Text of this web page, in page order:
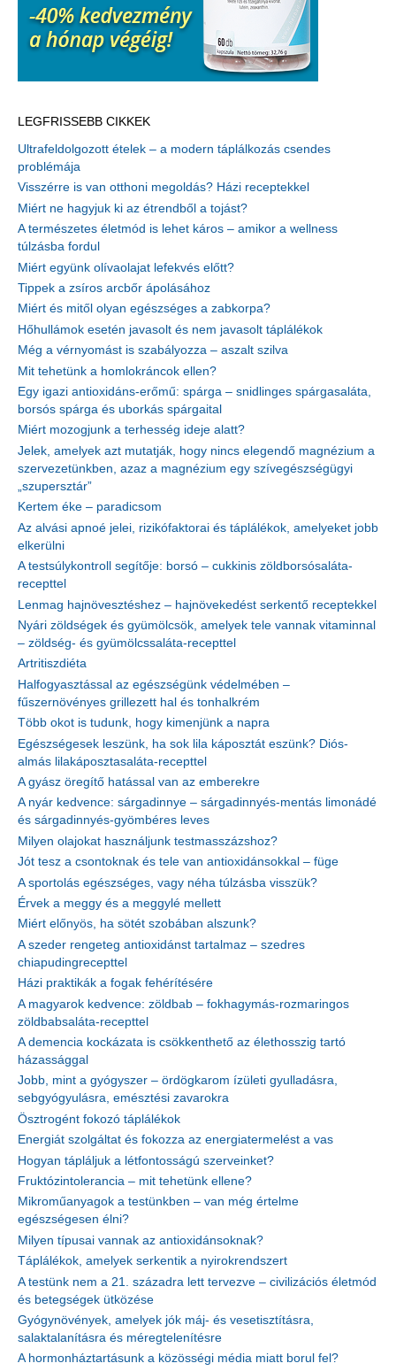
LEGFRISSEBB CIKKEK
Ultrafeldolgozott ételek – a modern táplálkozás csendes
problémája
Visszérre is van otthoni megoldás? Házi receptekkel
Miért ne hagyjuk ki az étrendből a tojást?
A természetes életmód is lehet káros – amikor a wellness
túlzásba fordul
Miért együnk olívaolajat lefekvés előtt?
Tippek a zsíros arcbőr ápolásához
Miért és mitől olyan egészséges a zabkorpa?
Hőhullámok esetén javasolt és nem javasolt táplálékok
Még a vérnyomást is szabályozza – aszalt szilva
Mit tehetünk a homlokráncok ellen?
Egy igazi antioxidáns-erőmű: spárga – snidlinges spárgasaláta,
borsós spárga és uborkás spárgaital
Miért mozogjunk a terhesség ideje alatt?
Jelek, amelyek azt mutatják, hogy nincs elegendő magnézium a
szervezetünkben, azaz a magnézium egy szívegészségügyi
„szupersztár”
Kertem éke – paradicsom
Az alvási apnoé jelei, rizikófaktorai és táplálékok, amelyeket jobb
elkerülni
A testsúlykontroll segítője: borsó – cukkinis zöldborsósaláta-
recepttel
Lenmag hajnövesztéshez – hajnövekedést serkentő receptekkel
Nyári zöldségek és gyümölcsök, amelyek tele vannak vitaminnal
– zöldség- és gyümölcssaláta-recepttel
Artritiszdiéta
Halfogyasztással az egészségünk védelmében –
fűszernövényes grillezett hal és tonhalkrém
Több okot is tudunk, hogy kimenjünk a napra
Egészségesek leszünk, ha sok lila káposztát eszünk? Diós-
almás lilakáposztasaláta-recepttel
A gyász öregítő hatással van az emberekre
A nyár kedvence: sárgadinnye – sárgadinnyés-mentás limonádé
és sárgadinnyés-gyömbéres leves
Milyen olajokat használjunk testmasszázshoz?
Jót tesz a csontoknak és tele van antioxidánsokkal – füge
A sportolás egészséges, vagy néha túlzásba visszük?
Érvek a meggy és a meggylé mellett
Miért előnyös, ha sötét szobában alszunk?
A szeder rengeteg antioxidánst tartalmaz – szedres
chiapudingrecepttel
Házi praktikák a fogak fehérítésére
A magyarok kedvence: zöldbab – fokhagymás-rozmaringos
zöldbabsaláta-recepttel
A demencia kockázata is csökkenthető az élethosszig tartó
házassággal
Jobb, mint a gyógyszer – ördögkarom ízületi gyulladásra,
sebgyógyulásra, emésztési zavarokra
Ösztrogént fokozó táplálékok
Energiát szolgáltat és fokozza az energiatermelést a vas
Hogyan tápláljuk a létfontosságú szerveinket?
Fruktózintolerancia – mit tehetünk ellene?
Mikroműanyagok a testünkben – van még értelme
egészségesen élni?
Milyen típusai vannak az antioxidánsoknak?
Táplálékok, amelyek serkentik a nyirokrendszert
A testünk nem a 21. századra lett tervezve – civilizációs életmód
és betegségek ütközése
Gyógynövények, amelyek jók máj- és vesetisztításra,
salaktalanításra és méregtelenítésre
A hormonháztartásunk a közösségi média miatt borul fel?